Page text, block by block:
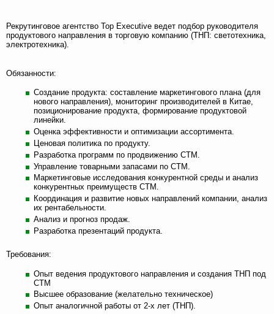
Рекрутинговое агентство Top Executive ведет подбор руководителя
продуктового направления в торговую компанию (ТНП: светотехника,
электротехника).
Обязанности:
Создание продукта: составление маркетингового плана (для
нового направления), мониторинг производителей в Китае,
позиционирование продукта, формирование продуктовой
линейки.
Оценка эффективности и оптимизации ассортимента.
Ценовая политика по продукту.
Разработка программ по продвижению СТМ.
Управление товарными запасами по СТМ.
Маркетинговые исследования конкурентной среды и анализ
конкурентных преимуществ СТМ.
Координация и развитие новых направлений компании, анализ
их рентабельности.
Анализ и прогноз продаж.
Разработка презентаций продукта.
Требования:
Опыт ведения продуктового направления и создания ТНП под
СТМ
Высшее образование (желательно техническое)
Опыт аналогичной работы от 2-х лет (ТНП).